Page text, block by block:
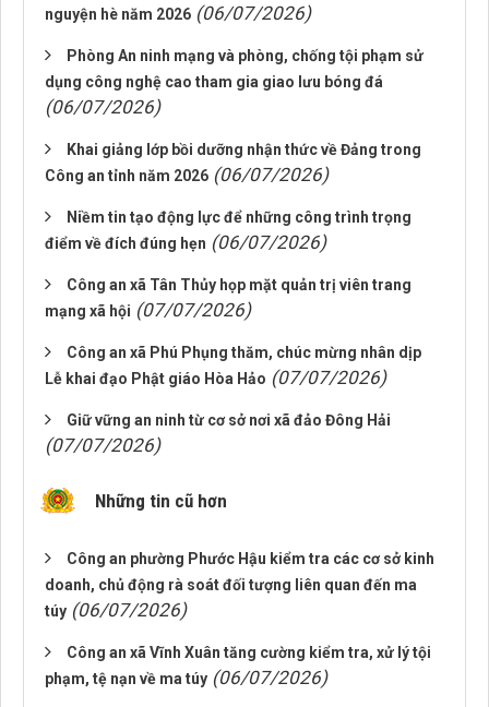
nguyện hè năm 2026 (06/07/2026)
Phòng An ninh mạng và phòng, chống tội phạm sử
dụng công nghệ cao tham gia giao lưu bóng đá
(06/07/2026)
Khai giảng lớp bồi dưỡng nhận thức về Đảng trong
Công an tỉnh năm 2026 (06/07/2026)
Niềm tin tạo động lực để những công trình trọng
điểm về đích đúng hẹn (06/07/2026)
Công an xã Tân Thủy họp mặt quản trị viên trang
mạng xã hội (07/07/2026)
Công an xã Phú Phụng thăm, chúc mừng nhân dịp
Lễ khai đạo Phật giáo Hòa Hảo (07/07/2026)
Giữ vững an ninh từ cơ sở nơi xã đảo Đông Hải
(07/07/2026)
Những tin cũ hơn
Công an phường Phước Hậu kiểm tra các cơ sở kinh
doanh, chủ động rà soát đối tượng liên quan đến ma
túy (06/07/2026)
Công an xã Vĩnh Xuân tăng cường kiểm tra, xử lý tội
phạm, tệ nạn về ma túy (06/07/2026)